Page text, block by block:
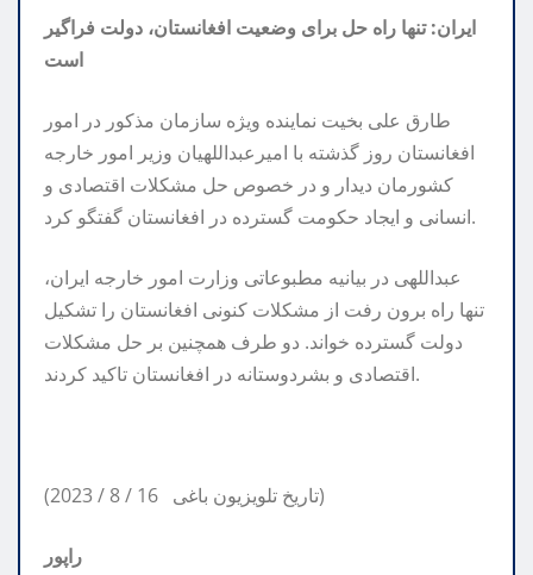
ایران: تنها راه حل برای وضعیت افغانستان، دولت فراگیر
است
طارق علی بخیت نماینده ویژه سازمان مذکور در امور
افغانستان روز گذشته با امیرعبداللهیان وزیر امور خارجه
کشورمان دیدار و در خصوص حل مشکلات اقتصادی و
انسانی و ایجاد حکومت گسترده در افغانستان گفتگو کرد.
عبداللهی در بیانیه مطبوعاتی وزارت امور خارجه ایران،
تنها راه برون رفت از مشکلات کنونی افغانستان را تشکیل
دولت گسترده خواند. دو طرف همچنین بر حل مشکلات
اقتصادی و بشردوستانه در افغانستان تاکید کردند.
(2023 / 8 / 16 تاریخ تلویزیون باغی)